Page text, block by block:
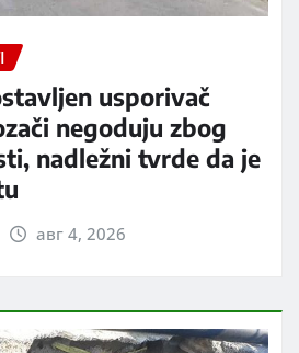
usporivač
negoduju zbog
nadležni tvrde da je
авг 4, 2026